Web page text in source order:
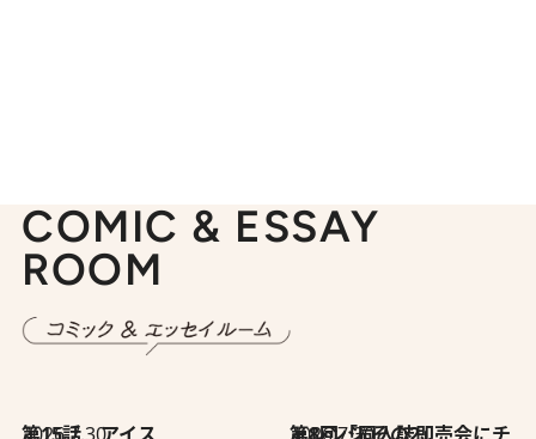
COMIC & ESSAY
ROOM